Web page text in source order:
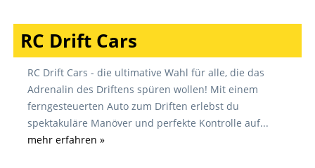
RC Drift Cars
RC Drift Cars - die ultimative Wahl für alle, die das
Adrenalin des Driftens spüren wollen! Mit einem
ferngesteuerten Auto zum Driften erlebst du
spektakuläre Manöver und perfekte Kontrolle auf...
mehr erfahren »